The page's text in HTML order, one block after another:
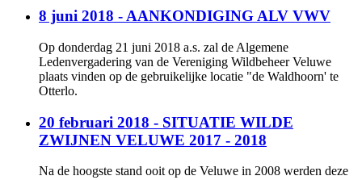
8 juni 2018 - AANKONDIGING ALV VWV
Op donderdag 21 juni 2018 a.s. zal de Algemene
Ledenvergadering van de Vereniging Wildbeheer Veluwe
plaats vinden op de gebruikelijke locatie "de Waldhoorn' te
Otterlo.
20 februari 2018 - SITUATIE WILDE
ZWIJNEN VELUWE 2017 - 2018
Na de hoogste stand ooit op de Veluwe in 2008 werden deze